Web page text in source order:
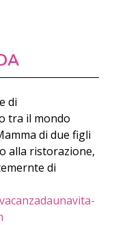
di
tra il mondo
di due figli
alla ristorazione,
di